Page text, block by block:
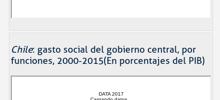
Chile: gasto social del gobierno central, por
funciones, 2000-2015(En porcentajes del PIB)